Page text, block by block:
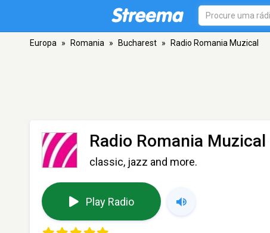
Europa » Romania » Bucharest » Radio Romania Muzical
Radio Romania Muzical
classic, jazz and more.
Play Radio